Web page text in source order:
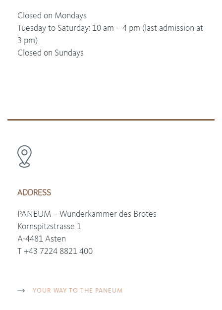
Closed on Mondays
Tuesday to Saturday: 10 am – 4 pm (last admission at
3 pm)
Closed on Sundays
ADDRESS
PANEUM – Wunderkammer des Brotes
Kornspitzstrasse 1
A-4481 Asten
T +43 7224 8821 400
YOUR WAY TO THE PANEUM